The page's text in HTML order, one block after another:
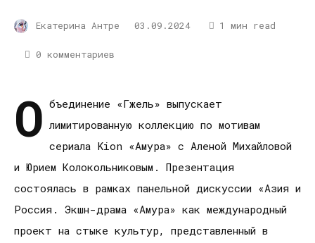
Екатерина Антре 03.09.2024 1 мин read
0 комментариев
О бъединение «Гжель» выпускает
лимитированную коллекцию по мотивам
сериала Kion «Амура» с Аленой Михайловой
и Юрием Колокольниковым. Презентация
состоялась в рамках панельной дискуссии «Азия и
Россия. Экшн-драма «Амура» как международный
проект на стыке культур, представленный в